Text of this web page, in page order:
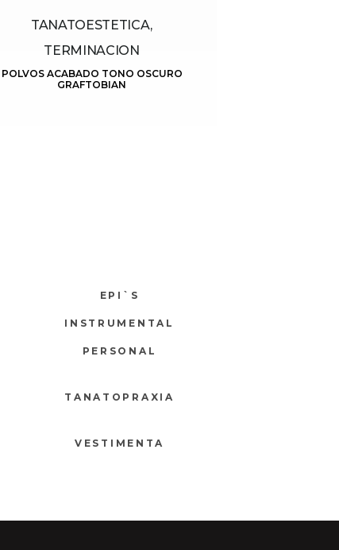
TANATOESTETICA,
TERMINACION
POLVOS ACABADO TONO OSCURO
GRAFTOBIAN
EPI`S
INSTRUMENTAL
PERSONAL
TANATOPRAXIA
VESTIMENTA